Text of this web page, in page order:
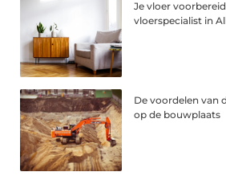
Je vloer
vloerspecialist in
De voordelen van
op de bouwplaats